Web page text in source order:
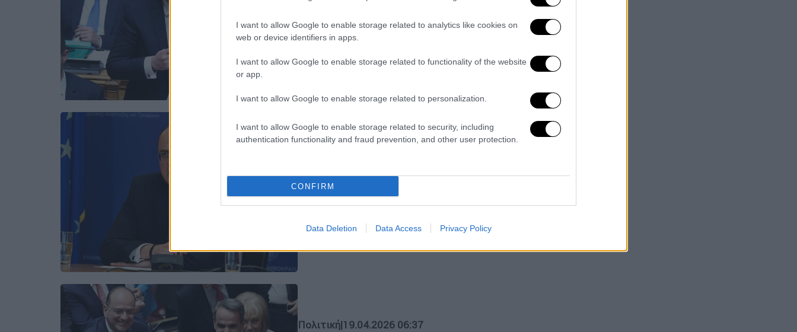
I want to allow Google to enable storage related to analytics like cookies on
web or device identifiers in apps.
I want to allow Google to enable storage related to functionality of the website
or app.
I want to allow Google to enable storage related to personalization.
I want to allow Google to enable storage related to security, including
authentication functionality and fraud prevention, and other user protection.
CONFIRM
Data Deletion Data Access Privacy Policy
Υπενθυμίζεται ότι η ανάρτηση έγραφε
ήταν να φάει κανένα σοκολατάκι και
Πολιτικό Παρασκήνιο|19.04.2026 09:40
ανάρτηση περί «φοβικής
κυβέρνησης»
μετά την παραίτησή του
Πολιτική|19.04.2026 06:37